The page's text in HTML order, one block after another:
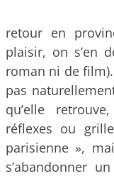
retour en
plaisir, on s’en
roman ni de
pas
qu’elle
réflexes ou
parisienne »,
s’abandonner